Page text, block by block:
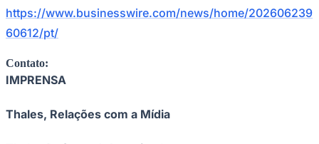
https://www.businesswire.com/news/home/202606239
60612/pt/
Contato:
IMPRENSA
Thales, Relações com a Mídia